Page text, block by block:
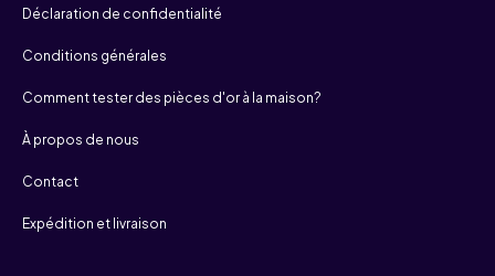
Déclaration de confidentialité
Conditions générales
Comment tester des pièces d'or à la maison?
À propos de nous
Contact
Expédition et livraison